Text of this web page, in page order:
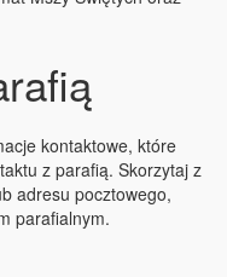
kontaktowe, które
z parafią. Skorzytaj z
adresu pocztowego,
parafialnym.